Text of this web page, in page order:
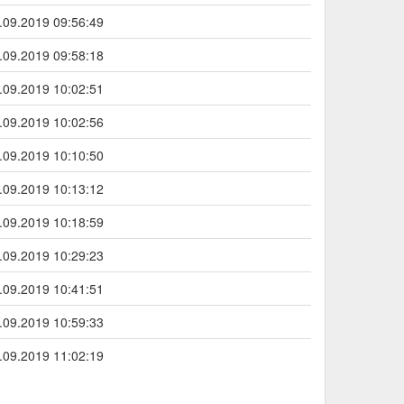
09:56:49
09:58:18
10:02:51
10:02:56
10:10:50
10:13:12
10:18:59
10:29:23
10:41:51
10:59:33
11:02:19